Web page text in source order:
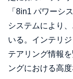
「8in1 パワーシ
システムにより
いる。インテリ
テアリング情報
ングにおける高